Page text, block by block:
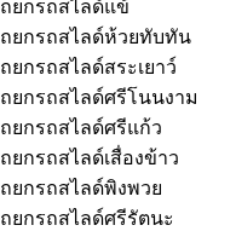
ยกรถสไลด์แข้
ยกรถสไลด์ห้วยทับทัน
ยกรถสไลด์สระเยาว์
ยกรถสไลด์ศรีโนนงาม
ยกรถสไลด์ศรีแก้ว
ยกรถสไลด์เสื่องข้าว
ยกรถสไลด์พิงพวย
ยกรถสไลด์ศรีรัตนะ